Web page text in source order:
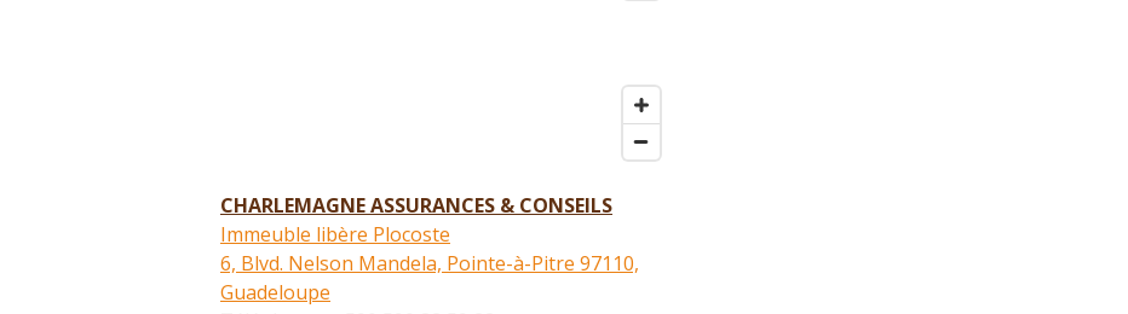
CHARLEMAGNE ASSURANCES & CONSEILS
Immeuble libère Plocoste
6, Blvd. Nelson Mandela, Pointe-à-Pitre 97110,
Guadeloupe